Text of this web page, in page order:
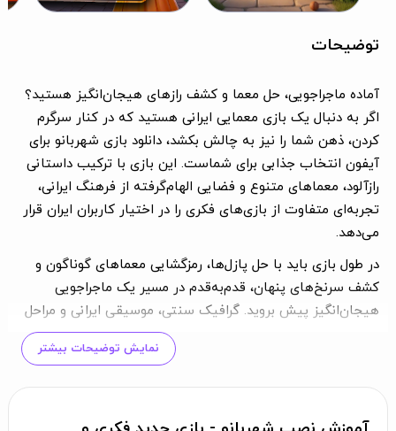
توضیحات
آماده ماجراجویی، حل معما و کشف رازهای هیجان‌انگیز هستید؟
اگر به دنبال یک بازی معمایی ایرانی هستید که در کنار سرگرم
کردن، ذهن شما را نیز به چالش بکشد، دانلود بازی شهربانو برای
آیفون انتخاب جذابی برای شماست. این بازی با ترکیب داستانی
رازآلود، معماهای متنوع و فضایی الهام‌گرفته از فرهنگ ایرانی،
تجربه‌ای متفاوت از بازی‌های فکری را در اختیار کاربران ایران قرار
می‌دهد.
در طول بازی باید با حل پازل‌ها، رمزگشایی معماهای گوناگون و
کشف سرنخ‌های پنهان، قدم‌به‌قدم در مسیر یک ماجراجویی
هیجان‌انگیز پیش بروید. گرافیک سنتی، موسیقی ایرانی و مراحل
متنوع باعث شده‌اند شهربانو تنها یک بازی سرگرم‌کننده نباشد،
بلکه تجربه‌ای داستان‌محور و جذاب برای علاقه‌مندان به بازی‌های
ویژگی‌های این بازی بیشتر آشنا خواهید شد.
نمایش توضیحات بیشتر